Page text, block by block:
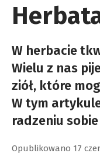
W herbacie
Wielu z nas
ziół, które
W tym
radzeniu
Opublikowano 17